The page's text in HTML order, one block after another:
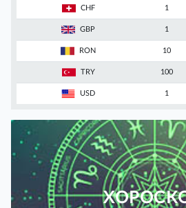
CHF 1
GBP 1
RON 10
TRY 100
USD 1